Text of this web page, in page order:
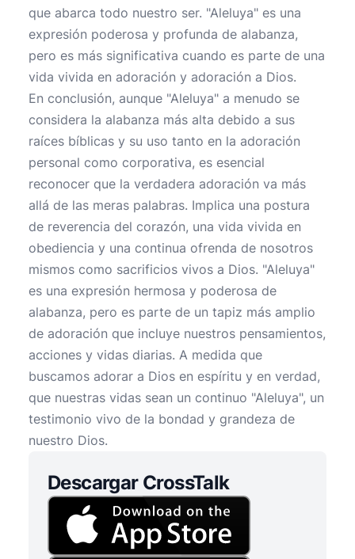
que abarca todo nuestro ser. "Aleluya" es una
expresión poderosa y profunda de alabanza,
pero es más significativa cuando es parte de una
vida vivida en adoración y adoración a Dios.
En conclusión, aunque "Aleluya" a menudo se
considera la alabanza más alta debido a sus
raíces bíblicas y su uso tanto en la adoración
personal como corporativa, es esencial
reconocer que la verdadera adoración va más
allá de las meras palabras. Implica una postura
de reverencia del corazón, una vida vivida en
obediencia y una continua ofrenda de nosotros
mismos como sacrificios vivos a Dios. "Aleluya"
es una expresión hermosa y poderosa de
alabanza, pero es parte de un tapiz más amplio
de adoración que incluye nuestros pensamientos,
acciones y vidas diarias. A medida que
buscamos adorar a Dios en espíritu y en verdad,
que nuestras vidas sean un continuo "Aleluya", un
testimonio vivo de la bondad y grandeza de
nuestro Dios.
Descargar CrossTalk